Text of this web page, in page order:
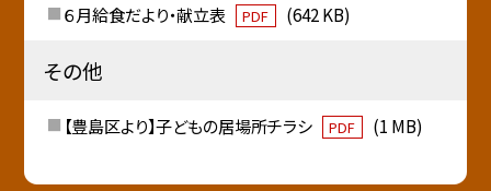
６月給食だより・献立表
PDF (642 KB)
その他
【豊島区より】子どもの居場所チラシ PDF (1 MB)